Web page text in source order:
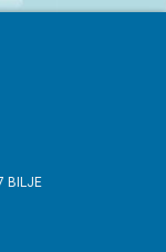
BILJE